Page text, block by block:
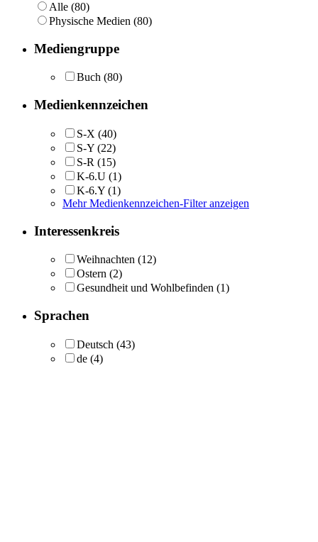
Alle (80)
Physische Medien (80)
Mediengruppe
Buch (80)
Medienkennzeichen
S-X (40)
S-Y (22)
S-R (15)
K-6.U (1)
K-6.Y (1)
Mehr Medienkennzeichen-Filter anzeigen
Interessenkreis
Weihnachten (12)
Ostern (2)
Gesundheit und Wohlbefinden (1)
Sprachen
Deutsch (43)
de (4)